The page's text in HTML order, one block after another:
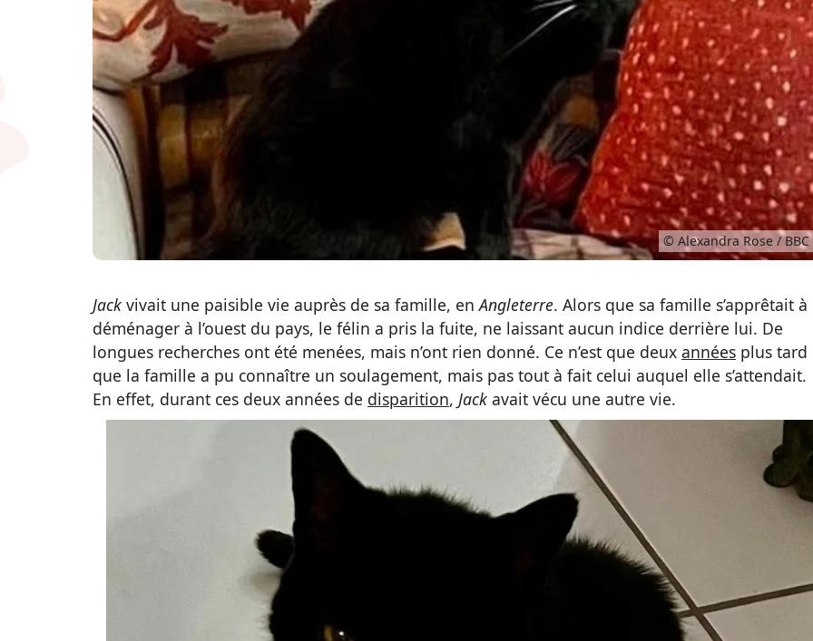
© Alexandra Rose / BBC
Jack vivait une paisible vie auprès de sa famille, enAngleterre. Alors que sa famille s’apprêtait à
déménager à l’ouest du pays, le félin a pris la fuite, ne laissant aucun indice derrière lui. De
longues recherches ont été menées, mais n’ont rien donné. Ce n’est que deux années plus tard
que la famille a pu connaître un soulagement, mais pas tout à fait celui auquel elle s’attendait.
En effet, durant ces deux années de disparition, Jack avait vécu une autre vie.